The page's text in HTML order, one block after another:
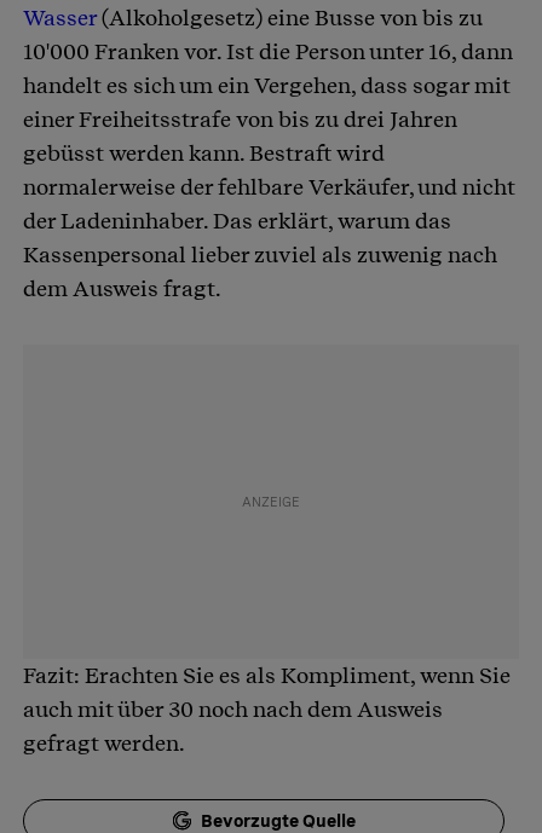
Wasser(Alkoholgesetz) eine Busse von bis zu
10'000 Franken vor. Ist die Person unter 16, dann
handelt es sich um ein Vergehen, dass sogar mit
einer Freiheitsstrafe von bis zu drei Jahren
gebüsst werden kann. Bestraft wird
normalerweise der fehlbare Verkäufer, und nicht
der Ladeninhaber. Das erklärt, warum das
Kassenpersonal lieber zuviel als zuwenig nach
dem Ausweis fragt.
Fazit: Erachten Sie es als Kompliment, wenn Sie
auch mit über 30 noch nach dem Ausweis
gefragt werden.
Bevorzugte Quelle